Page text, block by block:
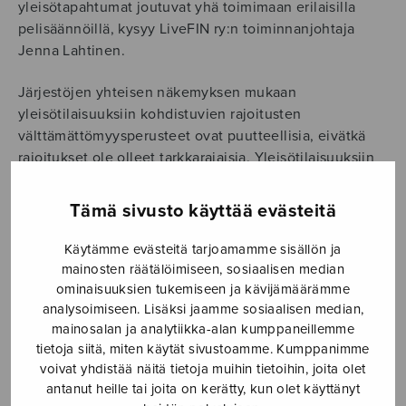
Tämä sivusto käyttää evästeitä
Käytämme evästeitä tarjoamamme sisällön ja
mainosten räätälöimiseen, sosiaalisen median
ominaisuuksien tukemiseen ja kävijämäärämme
analysoimiseen. Lisäksi jaamme sosiaalisen median,
mainosalan ja analytiikka-alan kumppaneillemme
tietoja siitä, miten käytät sivustoamme. Kumppanimme
voivat yhdistää näitä tietoja muihin tietoihin, joita olet
antanut heille tai joita on kerätty, kun olet käyttänyt
yleisötapahtumat joutuvat yhä toimimaan erilaisilla
pelisäännöillä, kysyy LiveFIN ry:n toiminnanjohtaja
Jenna Lahtinen.
Järjestöjen yhteisen näkemyksen mukaan
yleisötilaisuuksiin kohdistuvien rajoitusten
välttämättömyysperusteet ovat puutteellisia, eivätkä
rajoitukset ole olleet tarkkarajaisia. Yleisötilaisuuksiin
lyhytkestoisesti – edelleen esimerkiksi odotetaan
tietoa tapahtumien järjestämisen ehdoista kesäkuulle.
– Meillä on jo olemassa tutkimukseen perustuvaa
näyttöä siitä, että esimerkiksi ilmanvaihdolla,
kasvomaskien käytöllä ja yleisöjen sijoittelulla on
merkitystä terveysturvallisuuden toteutumisessa.
Kuitenkaan näitä asioita ei ole otettu huomioon
hallituksen linjauksissa, vaan on valittu tie, jossa
yleisötilaisuuksia rajoitetaan edelleen hyvin laajasti ja